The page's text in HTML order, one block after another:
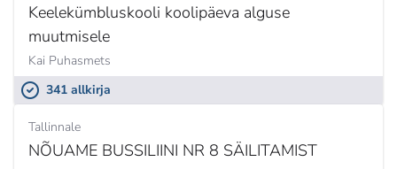
Keelekümbluskooli koolipäeva alguse
muutmisele
Kai Puhasmets
341 allkirja
Tallinnale
NÕUAME BUSSILIINI NR 8 SÄILITAMIST